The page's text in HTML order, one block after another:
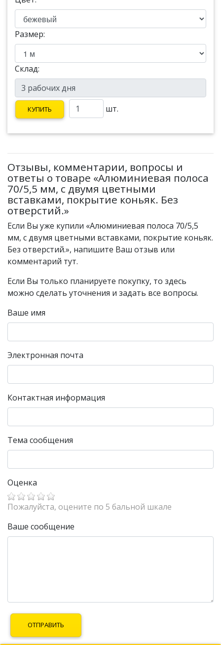
Размер:
Склад:
КУПИТЬ шт.
Отзывы, комментарии, вопросы и
ответы о товаре «Алюминиевая полоса
70/5,5 мм, с двумя цветными
вставками, покрытие коньяк. Без
отверстий.»
Если Вы уже купили «Алюминиевая полоса 70/5,5
мм, с двумя цветными вставками, покрытие коньяк.
Без отверстий.», напишите Ваш отзыв или
комментарий тут.
Если Вы только планируете покупку, то здесь
можно сделать уточнения и задать все вопросы.
Ваше имя
Электронная почта
Контактная информация
Тема сообщения
Оценка
Пожалуйста, оцените по 5 бальной шкале
Ваше сообщение